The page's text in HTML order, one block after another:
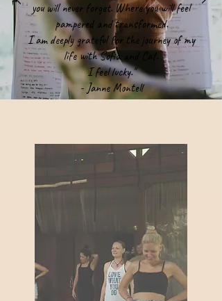
you will never forget. Where you will feel
pampered and transformed.
I am deeply grateful for the journey of my
life with Sofia and Cat.
I feel lucky.''
- Janne Montell